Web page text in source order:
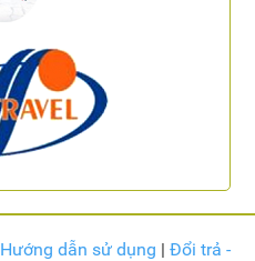
Hướng dẫn sử dụng | Đổi trả -